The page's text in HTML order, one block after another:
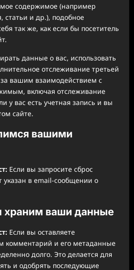
содержимое (например
статьи и др.), подобное
так же, как если бы посетитель
данные о вас, использовать
отслеживание третьей
вашим взаимодействием с
включая отслеживание
у вас есть учетная запись и вы
сайте.
вашими
Если вы запросите сброс
указан в email-сообщении о
храним ваши данные
Если вы оставляете
комментарий и его метаданные
долго. Это делается для
и одобрять последующие